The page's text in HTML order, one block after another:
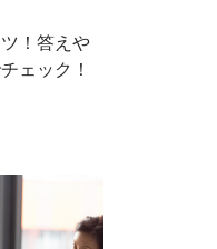
！答えや
ェック！